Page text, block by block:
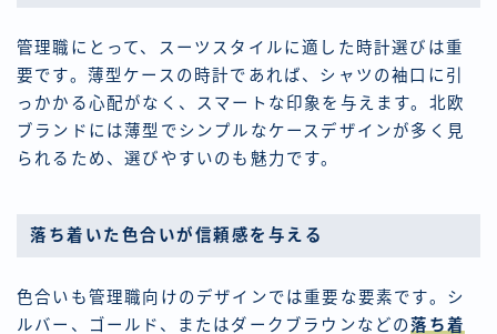
管理職にとって、スーツスタイルに適した時計選びは重
要です。薄型ケースの時計であれば、シャツの袖口に引
っかかる心配がなく、スマートな印象を与えます。北欧
ブランドには薄型でシンプルなケースデザインが多く見
られるため、選びやすいのも魅力です。
落ち着いた色合いが信頼感を与える
色合いも管理職向けのデザインでは重要な要素です。シ
ルバー、ゴールド、またはダークブラウンなどの落ち着